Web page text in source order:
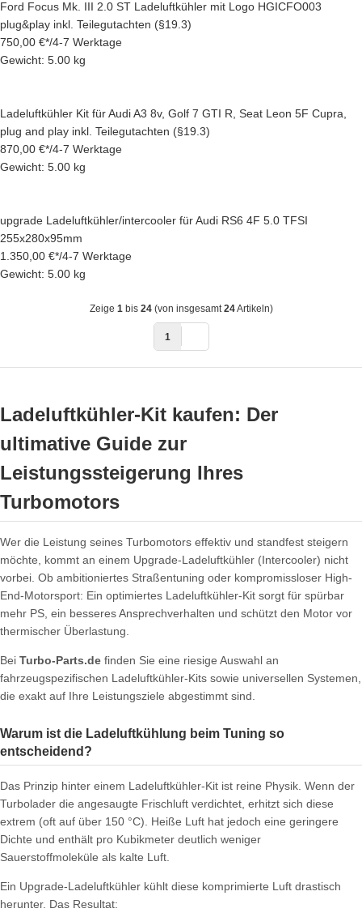
Ford Focus Mk. III 2.0 ST Ladeluftkühler mit Logo HGICFO003
plug&play inkl. Teilegutachten (§19.3)
750,00 €*/4-7 Werktage
Gewicht: 5.00 kg
Ladeluftkühler Kit für Audi A3 8v, Golf 7 GTI R, Seat Leon 5F Cupra,
plug and play inkl. Teilegutachten (§19.3)
870,00 €*/4-7 Werktage
Gewicht: 5.00 kg
upgrade Ladeluftkühler/intercooler für Audi RS6 4F 5.0 TFSI
255x280x95mm
1.350,00 €*/4-7 Werktage
Gewicht: 5.00 kg
Zeige 1bis 24(von insgesamt24Artikeln)
1
Ladeluftkühler-Kit kaufen: Der
ultimative Guide zur
Leistungssteigerung Ihres
Turbomotors
Wer die Leistung seines Turbomotors effektiv und standfest steigern
möchte, kommt an einem Upgrade-Ladeluftkühler (Intercooler) nicht
vorbei. Ob ambitioniertes Straßentuning oder kompromissloser High-
End-Motorsport: Ein optimiertes Ladeluftkühler-Kit sorgt für spürbar
mehr PS, ein besseres Ansprechverhalten und schützt den Motor vor
thermischer Überlastung.
Bei Turbo-Parts.de finden Sie eine riesige Auswahl an
fahrzeugspezifischen Ladeluftkühler-Kits sowie universellen Systemen,
die exakt auf Ihre Leistungsziele abgestimmt sind.
Warum ist die Ladeluftkühlung beim Tuning so
entscheidend?
Das Prinzip hinter einem Ladeluftkühler-Kit ist reine Physik. Wenn der
Turbolader die angesaugte Frischluft verdichtet, erhitzt sich diese
extrem (oft auf über 150 °C). Heiße Luft hat jedoch eine geringere
Dichte und enthält pro Kubikmeter deutlich weniger
Sauerstoffmoleküle als kalte Luft.
Ein Upgrade-Ladeluftkühler kühlt diese komprimierte Luft drastisch
herunter. Das Resultat: